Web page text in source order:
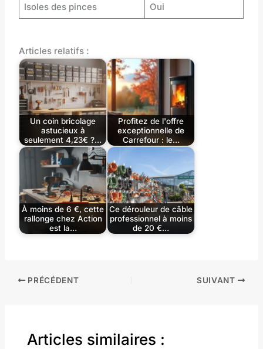
Isoles des pinces Oui
Articles relatifs :
Un coin bricolage
astucieux à
seulement 4,23€ ?…
Profitez de l'offre
exceptionnelle de
Carrefour : le…
À moins de 6 €, cette
rallonge chez Action
est la…
Ce dérouleur de câble
professionnel à moins
de 20 €…
PRÉCÉDENT SUIVANT
Articles similaires :